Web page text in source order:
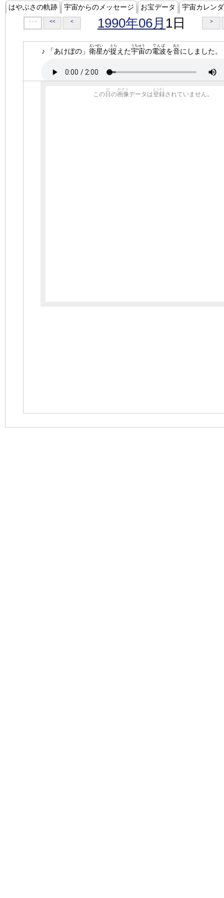
はやぶさの軌跡 宇宙からのメッセージ お宝データ 宇宙カレン
<<< << < 1990年06月 1日 >
♪ 「あけぼの」 衛星
えいせい
が捉
とら
えた宇宙
うちゅう
の電波
でんぱ
を音
おと
にしました。
この 日
ひ
の画像
がぞう
データは登録
とうろく
されていません。